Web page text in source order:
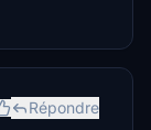
Répondre